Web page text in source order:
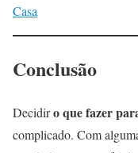
Casa
Conclusão
Decidiro que fazer
complicado. Com